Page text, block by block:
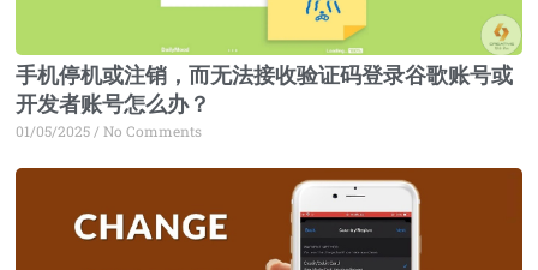
手机停机或注销，而无法接收验证码登录谷歌账号或
开发者账号怎么办？
01/05/2025 No Comments